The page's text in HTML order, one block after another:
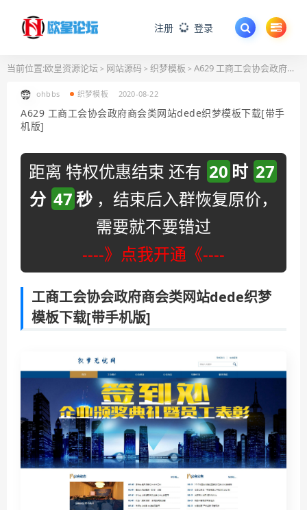
注册 登录
当前位置:欧皇资源论坛 > 网站源码 > 织梦模板 > A629 工商工会协会政府商会类网站dede织梦模板下载[带手机版]
ohbbs 织梦模板 2020-08-22
A629 工商工会协会政府商会类网站dede织梦模板下载[带手
机版]
距离 特权优惠结束 还有 20 时 27
分 46秒 ，结束后入群恢复原价，
需要就不要错过
----》点我开通《----
工商工会协会政府商会类网站dede织梦
模板下载[带手机版]